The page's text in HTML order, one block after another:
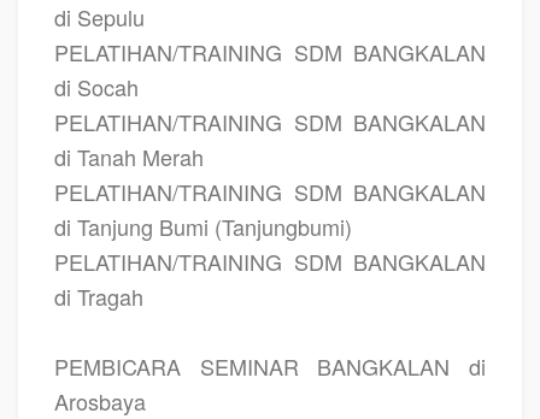
di Sepulu
PELATIHAN/TRAINING SDM BANGKALAN
di Socah
PELATIHAN/TRAINING SDM BANGKALAN
di Tanah Merah
PELATIHAN/TRAINING SDM BANGKALAN
di Tanjung Bumi (Tanjungbumi)
PELATIHAN/TRAINING SDM BANGKALAN
di Tragah
PEMBICARA SEMINAR BANGKALAN di
Arosbaya